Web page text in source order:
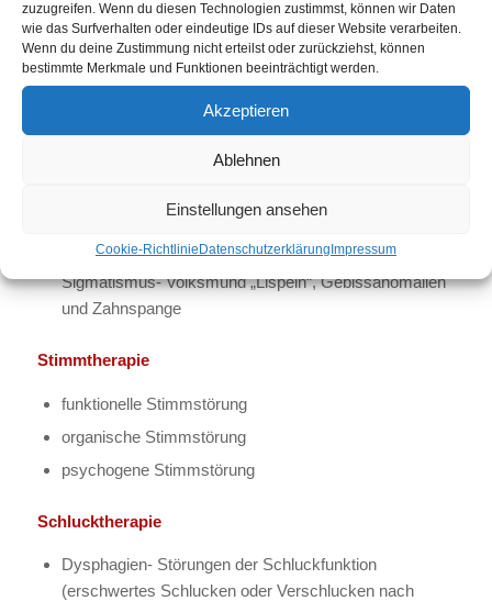
zuzugreifen. Wenn du diesen Technologien zustimmst, können wir Daten
wie das Surfverhalten oder eindeutige IDs auf dieser Website verarbeiten.
Wenn du deine Zustimmung nicht erteilst oder zurückziehst, können
bestimmte Merkmale und Funktionen beeinträchtigt werden.
Akzeptieren
Ablehnen
Einstellungen ansehen
Cookie-Richtlinie Datenschutzerklärung Impressum
Sprechtherapie
Stottern
Atmung, u.a. bei M. Parkinson, Schlaganfällen,
Mundmuskulatur, Folge: fehlerhaftes Schlucken,
Sigmatismus- Volksmund „Lispeln“, Gebissanomalien
und Zahnspange
Stimmtherapie
funktionelle Stimmstörung
organische Stimmstörung
psychogene Stimmstörung
Schlucktherapie
Dysphagien- Störungen der Schluckfunktion
(erschwertes Schlucken oder Verschlucken nach